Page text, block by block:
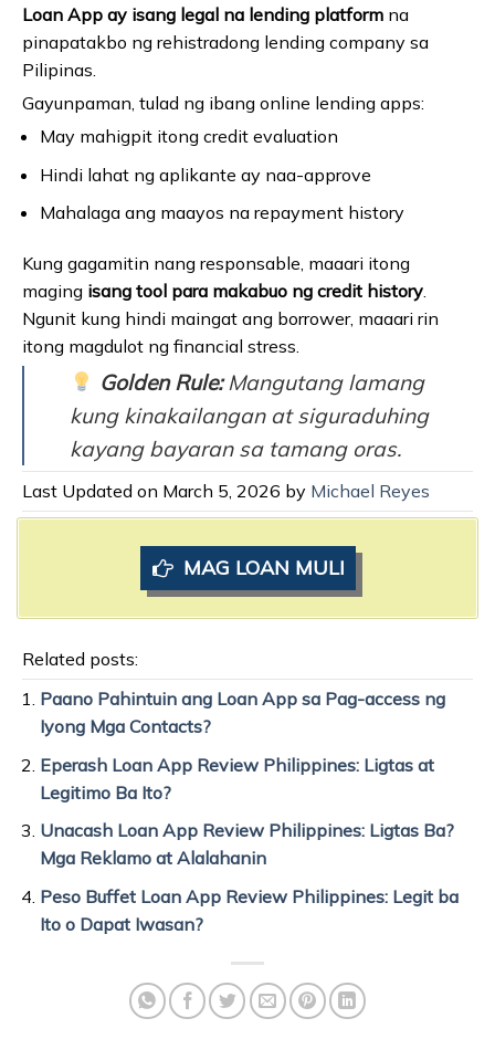
Loan App ay isang legal na lending platform na
pinapatakbo ng rehistradong lending company sa
Pilipinas.
Gayunpaman, tulad ng ibang online lending apps:
May mahigpit itong credit evaluation
Hindi lahat ng aplikante ay naa-approve
Mahalaga ang maayos na repayment history
Kung gagamitin nang responsable, maaari itong
maging isang tool para makabuo ng credit history.
Ngunit kung hindi maingat ang borrower, maaari rin
itong magdulot ng financial stress.
Golden Rule:Mangutang lamang
kung kinakailangan at siguraduhing
kayang bayaran sa tamang oras.
Last Updated on March 5, 2026 by Michael Reyes
MAG LOAN MULI
Related posts:
Paano Pahintuin ang Loan App sa Pag-access ng
Iyong Mga Contacts?
Eperash Loan App Review Philippines: Ligtas at
Legitimo Ba Ito?
Unacash Loan App Review Philippines: Ligtas Ba?
Mga Reklamo at Alalahanin
Peso Buffet Loan App Review Philippines: Legit ba
Ito o Dapat Iwasan?